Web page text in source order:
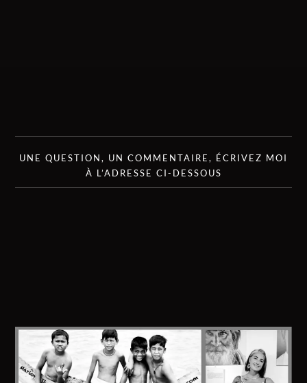
UNE QUESTION, UN COMMENTAIRE, ÉCRIVEZ MOI
À L’ADRESSE CI-DESSOUS